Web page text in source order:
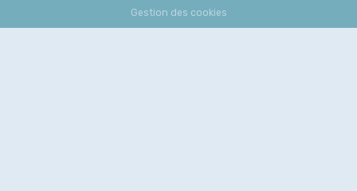
Gestion des cookies